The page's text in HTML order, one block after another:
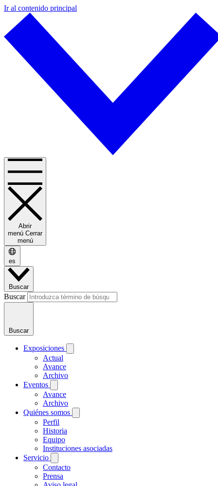
Ir al contenido principal
Abrir
menú Cerrar
menú
es
Buscar
Buscar
Buscar
Exposiciones
Actual
Avance
Archivo
Eventos
Avance
Archivo
Quiénes somos
Perfil
Historia
Equipo
Instituciones asociadas
Servicio
Contacto
Prensa